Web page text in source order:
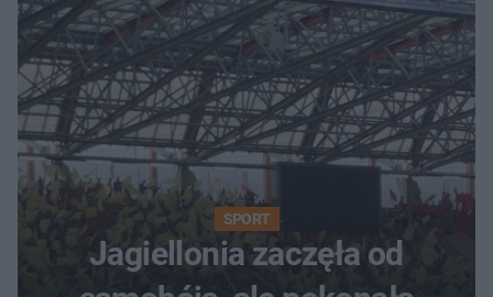
SPORT
Jagiellonia zaczęła od